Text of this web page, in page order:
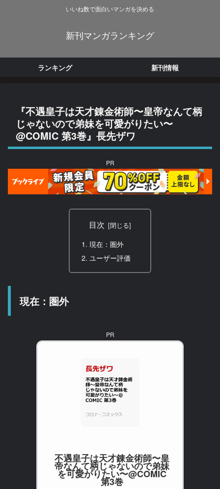
いいね数で面白いマンガを決める
新刊マンガランキング
ランキング 新刊情報
『不遇皇子は天才錬金術師〜皇帝なんて柄
じゃないので弟妹を可愛がりたい〜
@COMIC 第3巻』長先ザワ
PR
目次
現在：圏外
ユーザー評価
現在：圏外
PR
不遇皇子は天才錬金術師〜皇
帝なんて柄じゃないので弟妹
を可愛がりたい〜@COMIC
第3巻